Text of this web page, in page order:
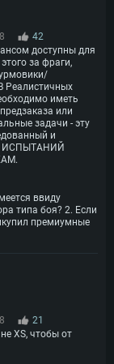
42
доступны для
за фраги,
Реалистичных
иметь
или
задачи - эту
и
ИСПЫТАНИЙ
ввиду
типа боя? 2. Если
премиумные
21
XS, чтобы от